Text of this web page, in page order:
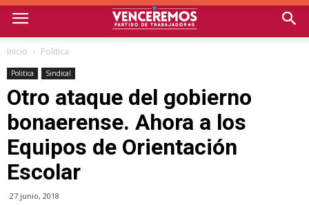
Inicio Politica
Politica Sindical
Otro ataque del gobierno
bonaerense. Ahora a los
Equipos de Orientación
Escolar
27 junio, 2018